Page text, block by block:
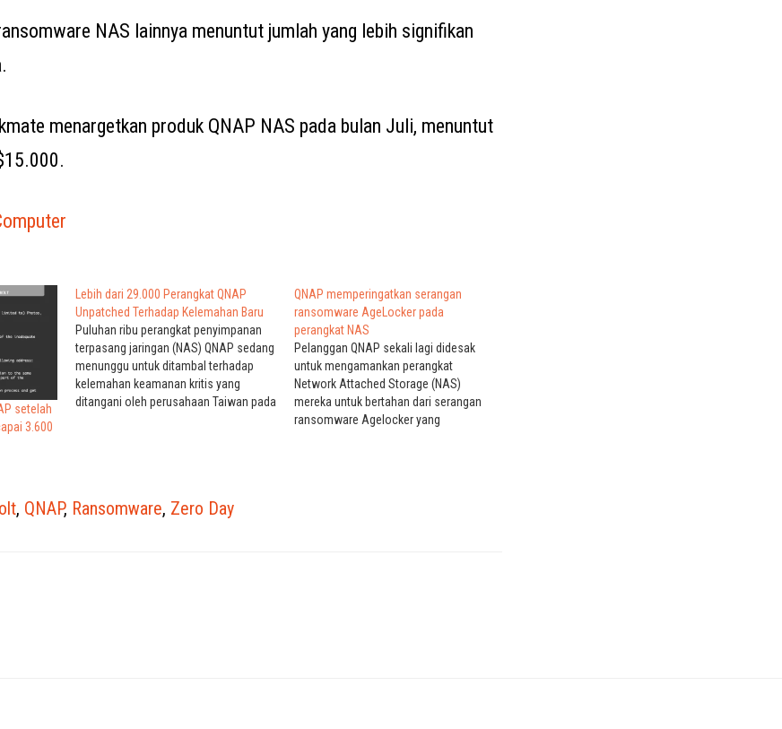
NAS lainnya menuntut jumlah yang lebih signifikan
menargetkan produk QNAP NAS pada bulan Juli, menuntut
setelah
3.600
Lebih dari 29.000 Perangkat QNAP
Unpatched Terhadap Kelemahan Baru
Puluhan ribu perangkat penyimpanan
terpasang jaringan (NAS) QNAP sedang
menunggu untuk ditambal terhadap
kelemahan keamanan kritis yang
ditangani oleh perusahaan Taiwan pada
QNAP yang terpapar Internet dan tidak…
QNAP memperingatkan serangan
ransomware AgeLocker pada
perangkat NAS
Pelanggan QNAP sekali lagi didesak
untuk mengamankan perangkat
Network Attached Storage (NAS)
mereka untuk bertahan dari serangan
ransomware Agelocker yang
, QNAP, Ransomware, Zero Day